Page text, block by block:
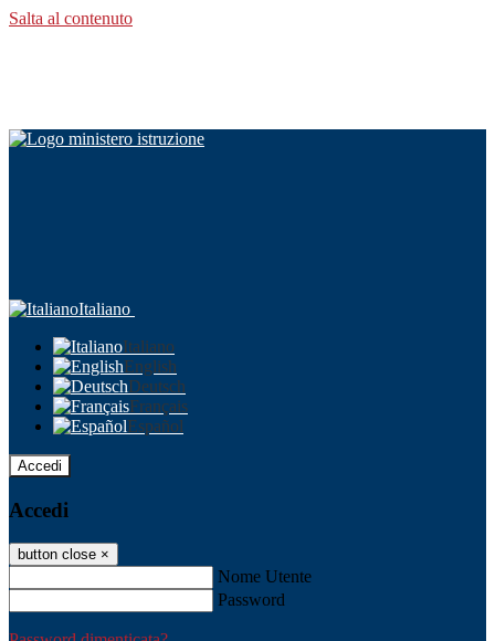
Salta al contenuto
Italiano
Italiano
English
Deutsch
Français
Español
Accedi
Accedi
button close ×
Nome Utente
Password